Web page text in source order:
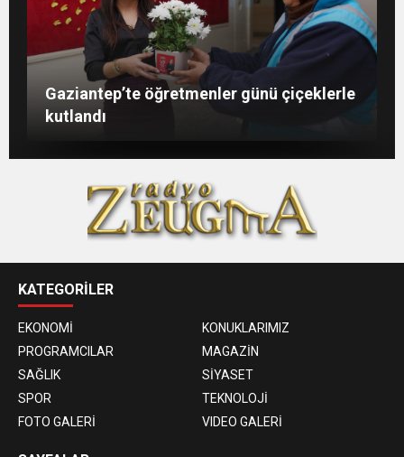
Konukoğlu: Türkiye ekonomisine 11 farklı
sektörde değer katıyoruz
Gaziantep’te öğretmenler günü çiçeklerle
kutlandı
GAÜN’de gri kod tatbikatı gerçeği
Şahin: “İstikbalimizi şekillendirecek olan
sizlersiniz”
KATEGORİLER
EKONOMİ
KONUKLARIMIZ
PROGRAMCILAR
MAGAZİN
SAĞLIK
SİYASET
SPOR
TEKNOLOJİ
FOTO GALERİ
VIDEO GALERİ